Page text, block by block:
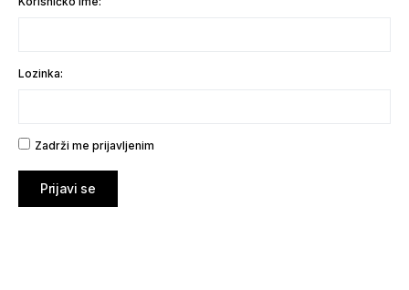
Lozinka:
Zadrži me prijavljenim
Prijavi se